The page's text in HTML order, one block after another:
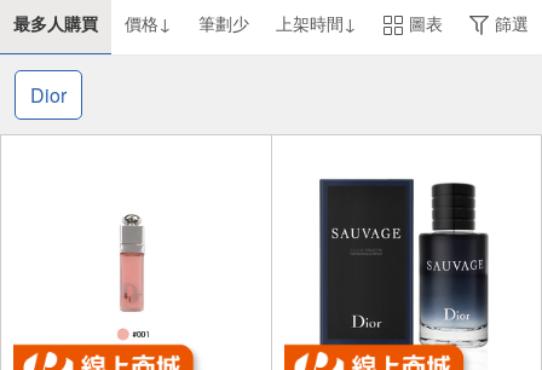
最多人購買 價格↓ 筆劃少 上架時間↓ 圖表 篩選
Dior